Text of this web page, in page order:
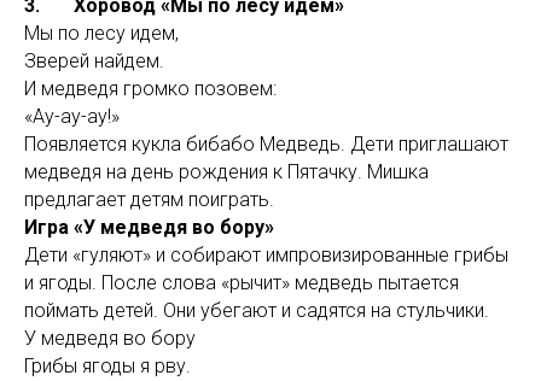
3. Хоровод «Мы по лесу идем»
Мы по лесу идем,
Зверей найдем.
И медведя громко позовем:
«Ау-ау-ау!»
Появляется кукла бибабо Медведь. Дети приглашают
медведя на день рождения к Пятачку. Мишка
предлагает детям поиграть.
Игра «У медведя во бору»
Дети «гуляют» и собирают импровизированные грибы
и ягоды. После слова «рычит» медведь пытается
поймать детей. Они убегают и садятся на стульчики.
У медведя во бору
Грибы ягоды я рву.